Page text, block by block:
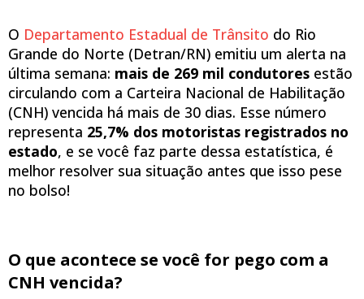
O Departamento Estadual de Trânsito do Rio
Grande do Norte (Detran/RN) emitiu um alerta na
última semana: mais de 269 mil condutores estão
circulando com a Carteira Nacional de Habilitação
(CNH) vencida há mais de 30 dias. Esse número
representa 25,7% dos motoristas registrados no
estado, e se você faz parte dessa estatística, é
melhor resolver sua situação antes que isso pese
no bolso!
O que acontece se você for pego com a
CNH vencida?